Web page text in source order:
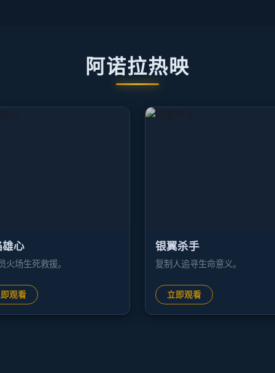
阿诺拉热映
心
火场生死救援。
观看
银翼杀手
复制人追寻生命意义。
立即观看